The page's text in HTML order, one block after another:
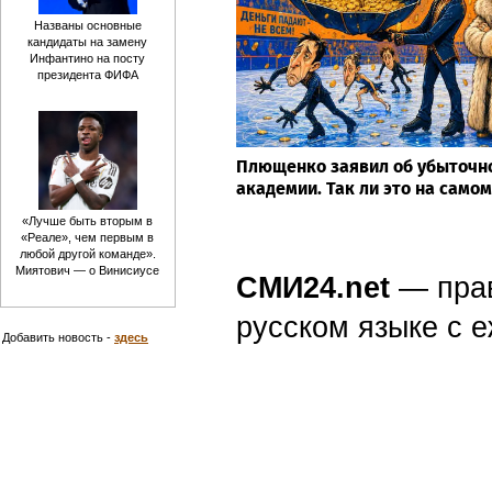
Плющенко заявил об
академии. Так ли это на
СМИ24.net —
русском языке с
Названы основные
кандидаты на замену
Инфантино на посту
президента ФИФА
«Лучше быть вторым в
«Реале», чем первым в
любой другой команде».
Миятович — о Винисиусе
Добавить новость - здесь